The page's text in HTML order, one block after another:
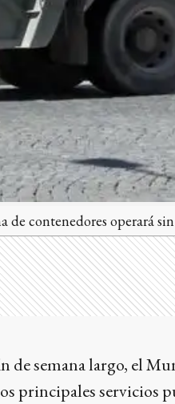
de contenedores operará
de semana largo, el
principales servicios